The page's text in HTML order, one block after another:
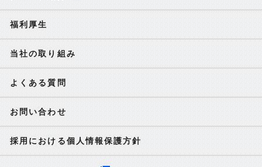
福利厚生
当社の取り組み
よくある質問
お問い合わせ
採用における個人情報保護方針